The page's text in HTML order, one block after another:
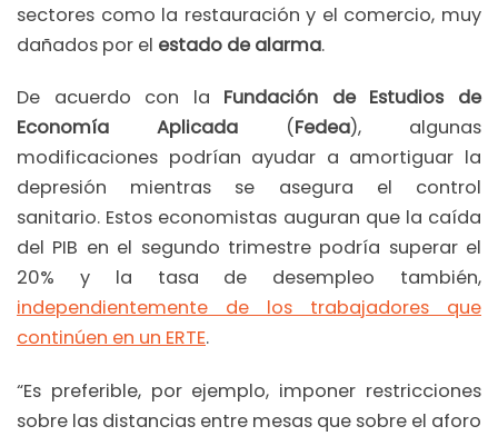
sectores como la restauración y el comercio, muy
dañados por el estado de alarma.
De acuerdo con la Fundación de Estudios de
Economía Aplicada (Fedea), algunas
modificaciones podrían ayudar a amortiguar la
depresión mientras se asegura el control
sanitario. Estos economistas auguran que la caída
del PIB en el segundo trimestre podría superar el
20% y la tasa de desempleo también,
independientemente de los trabajadores que
continúen en un ERTE.
“Es preferible, por ejemplo, imponer restricciones
sobre las distancias entre mesas que sobre el aforo